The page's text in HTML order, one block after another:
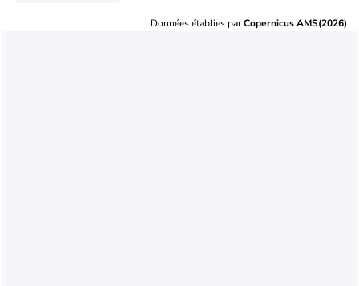
Données établies parCopernicus AMS(2026)